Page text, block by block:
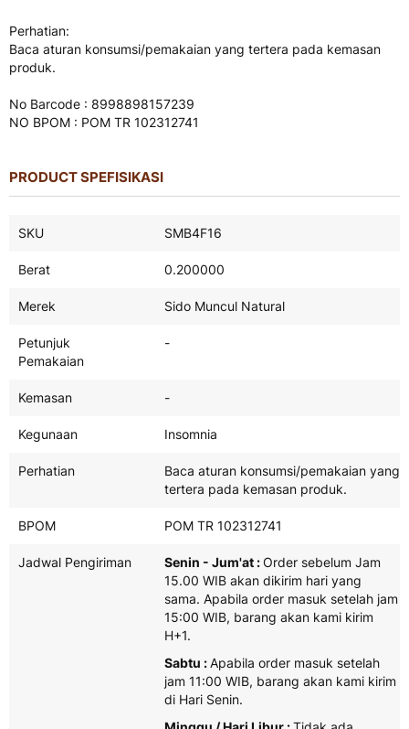
Perhatian:
Baca aturan konsumsi/pemakaian yang tertera pada kemasan
produk.
No Barcode : 8998898157239
NO BPOM : POM TR 102312741
PRODUCT SPEFISIKASI
Spefisikasi
SKU SMB4F16
Berat 0.200000
Merek Sido Muncul Natural
Petunjuk
Pemakaian
-
Kemasan -
Kegunaan Insomnia
Perhatian
Baca aturan konsumsi/pemakaian yang
tertera pada kemasan produk.
BPOM POM TR 102312741
Jadwal Pengiriman Senin - Jum'at :Order sebelum Jam
15.00 WIB akan dikirim hari yang
sama. Apabila order masuk setelah jam
15:00 WIB, barang akan kami kirim
H+1.
Sabtu :Apabila order masuk setelah
jam 11:00 WIB, barang akan kami kirim
di Hari Senin.